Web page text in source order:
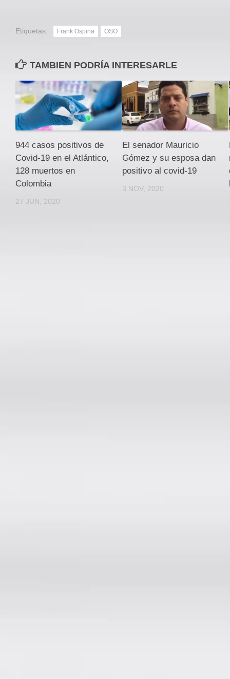
Etiquetas: Frank Ospina OSO
TAMBIEN PODRÍA INTERESARLE
944 casos positivos de
Covid-19 en el Atlántico,
128 muertos en
Colombia
27 JUN, 2020
El senador Mauricio
Gómez y su esposa dan
positivo al covid-19
3 NOV, 2020